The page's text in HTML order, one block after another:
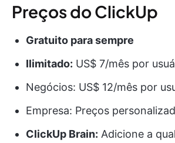
Preços do ClickUp
Gratuito para sempre
Ilimitado: US$ 7/mês por
Negócios: US$ 12/mês por
Empresa: Preços
ClickUp Brain: Adicione a